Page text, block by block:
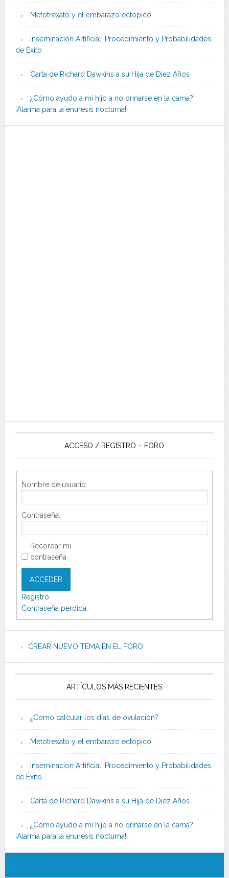
Metotrexato y el embarazo ectópico
Inseminación Artificial: Procedimiento y Probabilidades
de Éxito
Carta de Richard Dawkins a su Hija de Diez Años
¿Cómo ayudo a mi hijo a no orinarse en la cama?
¡Alarma para la enuresis nocturna!
ACCESO / REGISTRO – FORO
Nombre de usuario:
Contraseña:
Recordar mi
contraseña
ACCEDER
Registro
Contraseña perdida
CREAR NUEVO TEMA EN EL FORO
ARTÍCULOS MÁS RECIENTES
¿Cómo calcular los días de ovulación?
Metotrexato y el embarazo ectópico
Inseminación Artificial: Procedimiento y Probabilidades
de Éxito
Carta de Richard Dawkins a su Hija de Diez Años
¿Cómo ayudo a mi hijo a no orinarse en la cama?
¡Alarma para la enuresis nocturna!